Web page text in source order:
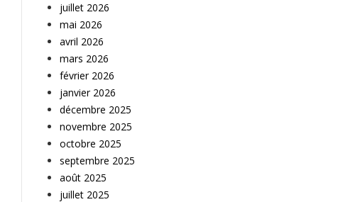
juillet 2026
mai 2026
avril 2026
mars 2026
février 2026
janvier 2026
décembre 2025
novembre 2025
octobre 2025
septembre 2025
août 2025
juillet 2025